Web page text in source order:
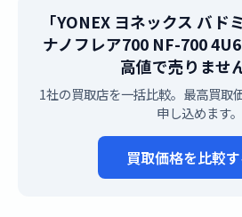
「YONEX ヨネックス バド
ナノフレア700 NF-700
高値で売りませ
1社の買取店を一括比較。最高買取
申し込めます。
買取価格を比較